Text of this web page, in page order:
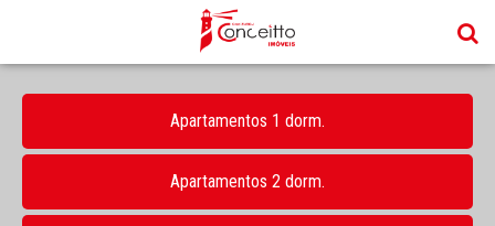
Apartamentos 1 dorm.
Apartamentos 2 dorm.